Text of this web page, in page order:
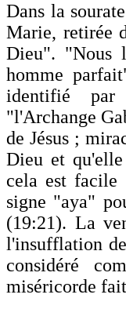
Dans la
Marie, retirée
Dieu". "Nous
homme
identifié par
"l'Archange
de Jésus ;
Dieu et
cela est facile
signe "aya"
(19:21). La
l'insufflation
considéré
miséricorde